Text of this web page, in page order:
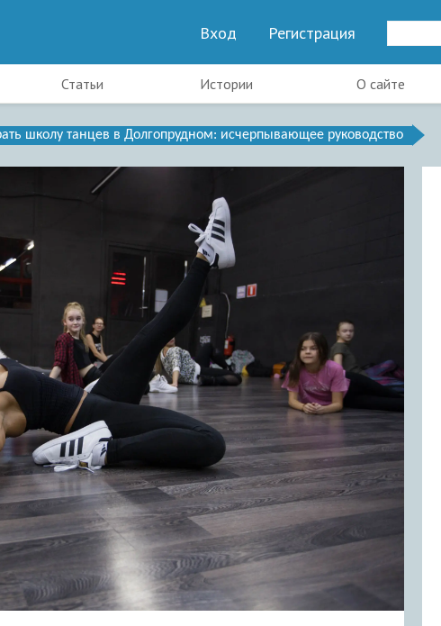
Вход Регистрация
Статьи Истории О сайте
школу танцев в Долгопрудном: исчерпывающее руководство